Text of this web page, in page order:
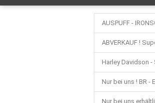
NUR BEI UNS
HECKFENDER /
AUSPUFF -
ABVERKAUF !
Harley Davidson -
Nur bei uns ! BR -
Nur bei uns